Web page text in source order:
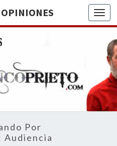
DE
BREVE
RECORRIDO
VITAL Y
ACTUALIDAD
Por
Audiencia